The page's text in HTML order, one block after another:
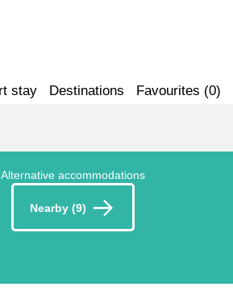
stay Destinations Favourites (0)
Alternative accommodations
Nearby (9)